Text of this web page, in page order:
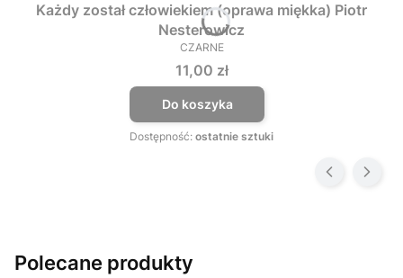
Każdy został człowiekiem (oprawa miękka) Piotr
Nesterowicz
PRODUCENT
CZARNE
Cena
11,00 zł
Do koszyka
Dostępność: ostatnie sztuki
Polecane produkty